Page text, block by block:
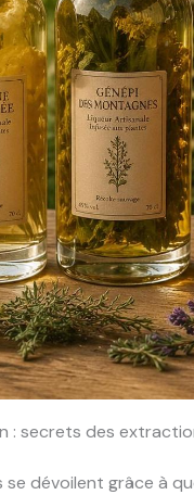
: secrets des
dévoilent grâce à